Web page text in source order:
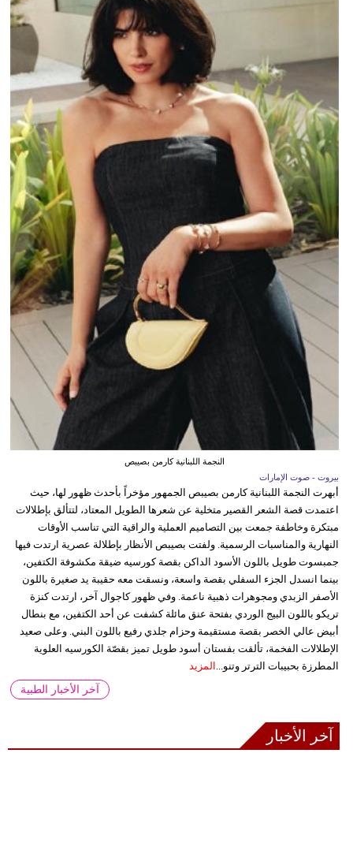
النجمة اللبنانية كارمن بصيبص
بيروت - صوت الإمارات
أبهرت النجمة اللبنانية كارمن بصيبص الجمهور مؤخراً بأحدث ظهور لها، حيث
اعتمدت قصة الشعر القصير متخلية عن شعرها الطويل المعتاد، لتتألق بإطلالات
مبتكرة وخاطفة جمعت بين التصاميم العملية والراقية التي تناسب الأوقات
النهارية والمناسبات الرسمية. ولفتت بصيبص الأنظار بإطلالة عصرية ارتدت فيها
جمبسوت طويل باللون الأسود الداكن بقصة كورسيه ضيقة مكشوفة الكتفين،
بينما انسدل الجزء السفلي بقصة واسعة، ونسقت معه حقيبة يد صغيرة باللون
الأصفر الزبدي ومجوهرات ذهبية ناعمة. وفي ظهور كاجوال آخر، ارتدت كنزة
تريكو باللون البيج الوردي بفتحة عنق مائلة كشفت عن أحد الكتفين، مع بنطال
أبيض عالي الخصر بقصة مستقيمة وحزام جلدي رفيع باللون البني. وعلى صعيد
الإطلالات الفخمة، تألقت بفستان أسود طويل تميز بقصّة الكورسيه العلوية
المطرزة بحبيبات الترتر وتنو... المزيد
آخر الأخبار الطبية
آخر الأخبار